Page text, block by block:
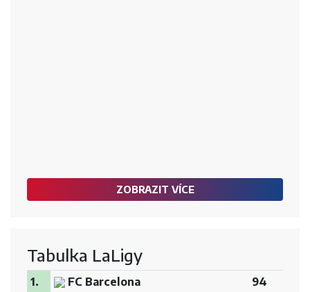
ZOBRAZIT VÍCE
Tabulka LaLigy
1. FC Barcelona
94